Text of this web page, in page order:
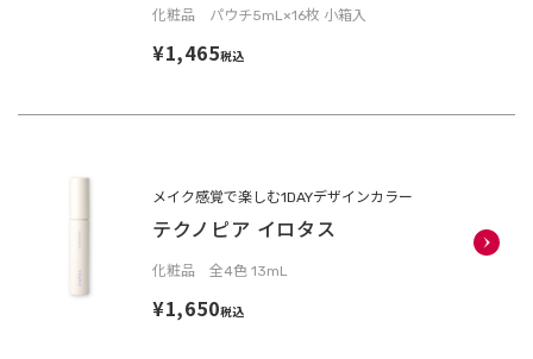
化粧品 パウチ5mL×16枚 小箱入
¥1,465税込
メイク感覚で楽しむ1DAYデザインカラー
テクノピア イロタス
化粧品 全4色 13mL
¥1,650税込